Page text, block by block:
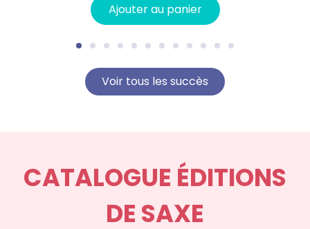
Ajouter au panier
Voir tous les succès
CATALOGUE ÉDITIONS
DE SAXE​